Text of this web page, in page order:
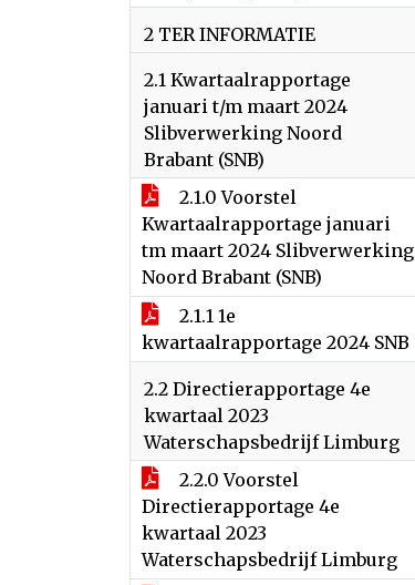
2 TER INFORMATIE
2.1 Kwartaalrapportage
januari t/m maart 2024
Slibverwerking Noord
Brabant (SNB)
2.1.0 Voorstel
Kwartaalrapportage januari
tm maart 2024 Slibverwerking
Noord Brabant (SNB)
2.1.1 1e
kwartaalrapportage 2024 SNB
2.2 Directierapportage 4e
kwartaal 2023
Waterschapsbedrijf Limburg
2.2.0 Voorstel
Directierapportage 4e
kwartaal 2023
Waterschapsbedrijf Limburg